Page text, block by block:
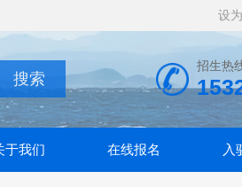
设
招生热
于我们 在线报名 入